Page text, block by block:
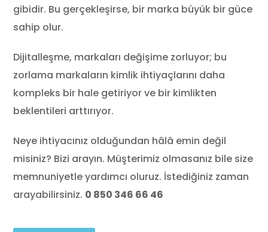
gibidir. Bu gerçekleşirse, bir marka büyük bir güce
sahip olur.
Dijitalleşme, markaları değişime zorluyor; bu
zorlama markaların kimlik ihtiyaçlarını daha
kompleks bir hale getiriyor ve bir kimlikten
beklentileri arttırıyor.
Neye ihtiyacınız olduğundan hâlâ emin değil
misiniz? ‌‌Bizi arayın. Müşterimiz olmasanız bile size
memnuniyetle yardımcı oluruz. İstediğiniz zaman
arayabilirsiniz. 0 850 346 66 46